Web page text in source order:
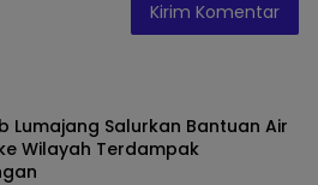
Lumajang Salurkan Bantuan Air
Wilayah Terdampak